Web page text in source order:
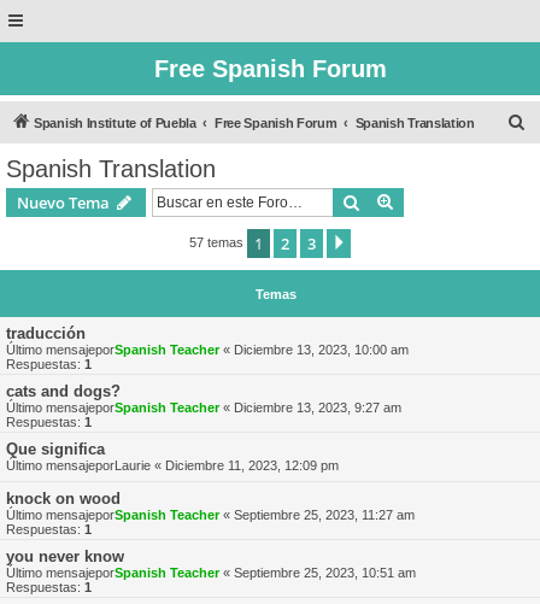
Free Spanish Forum
Spanish Institute of Puebla Free Spanish Forum Spanish Translation
Spanish Translation
Nuevo Tema Buscar
57 temas 1 2 3
Temas
traducción
Último mensajeporSpanish Teacher« Diciembre 13, 2023, 10:00 am
Respuestas: 1
cats and dogs?
Último mensajeporSpanish Teacher« Diciembre 13, 2023, 9:27 am
Respuestas: 1
Que significa
Último mensajeporLaurie « Diciembre 11, 2023, 12:09 pm
knock on wood
Último mensajeporSpanish Teacher« Septiembre 25, 2023, 11:27 am
Respuestas: 1
you never know
Último mensajeporSpanish Teacher« Septiembre 25, 2023, 10:51 am
Respuestas: 1